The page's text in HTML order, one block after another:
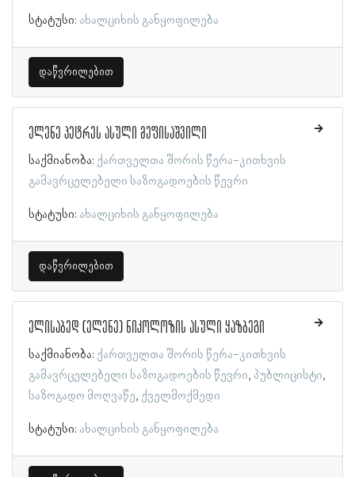
სტატუსი: ახალციხის განყოფილება
დაწვრილებით
ელენე პეტრეს ასული მეფისაშვილი
საქმიანობა: ქართველთა შორის წერა-კითხვის
გამავრცელებელი საზოგადოების წევრი
სტატუსი: ახალციხის განყოფილება
დაწვრილებით
ელისაბედ (ელენე) ნიკოლოზის ასული ყაზბეგი
საქმიანობა: ქართველთა შორის წერა-კითხვის
გამავრცელებელი საზოგადოების წევრი პუბლიცისტი
საზოგადო მოღვაწე ქველმოქმედი
სტატუსი: ახალციხის განყოფილება